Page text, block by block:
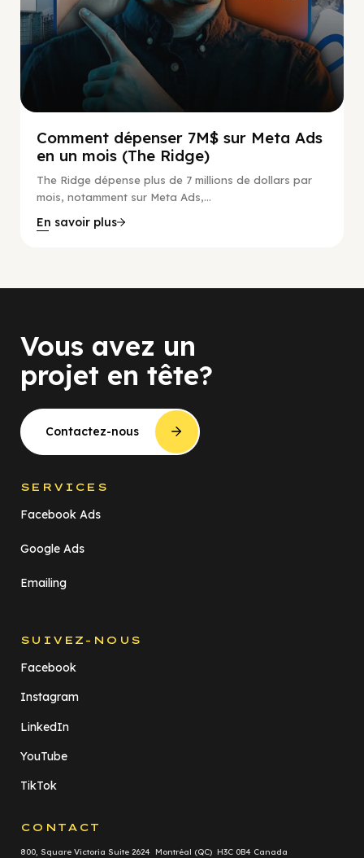
Comment dépenser 7M$ sur Meta Ads
en un mois (The Ridge)
The Ridge dépense plus de 7 millions de dollars par
mois, notamment sur Meta Ads,...
En savoir plus
Vous avez un
projet en tête?
Contactez-nous
SERVICES
Facebook Ads
Google Ads
Emailing
SUIVEZ-NOUS
Facebook
Instagram
LinkedIn
YouTube
TikTok
CONTACT
800, Square Victoria Suite 2624 Montréal (QC) H3C 0B4 Canada